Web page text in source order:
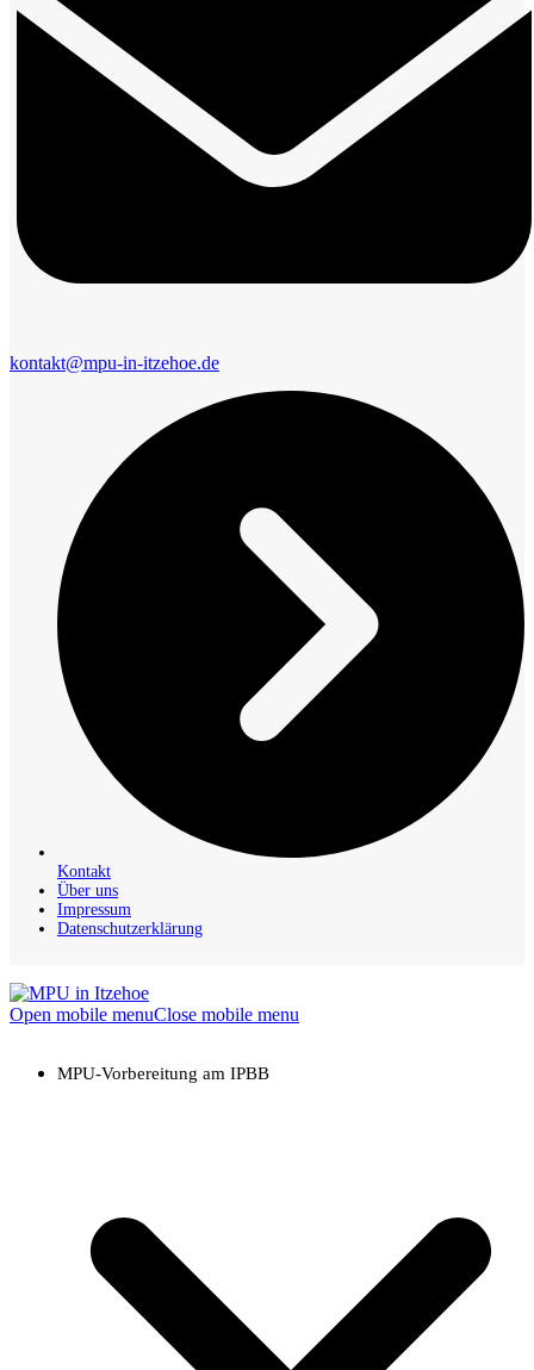
kontakt@mpu-in-itzehoe.de
Kontakt
Über uns
Impressum
Datenschutzerklärung
Open mobile menuClose mobile menu
MPU-Vorbereitung am IPBB